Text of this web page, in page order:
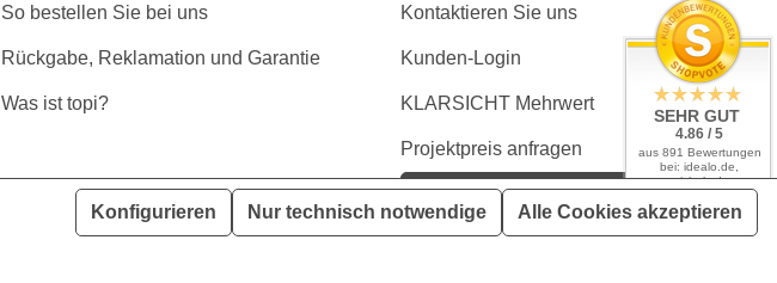
So bestellen Sie bei uns
Rückgabe, Reklamation und Garantie
Was ist topi?
Kontaktieren Sie uns
Kunden-Login
KLARSICHT Mehrwert
Projektpreis anfragen
Kaufvertrag widerrufen
Konfigurieren Nur technisch notwendige Alle Cookies akzeptieren
SEHR GUT
4.86 / 5
aus 891 Bewertungen
bei: idealo.de,
geizhals.de,
shopvote.de